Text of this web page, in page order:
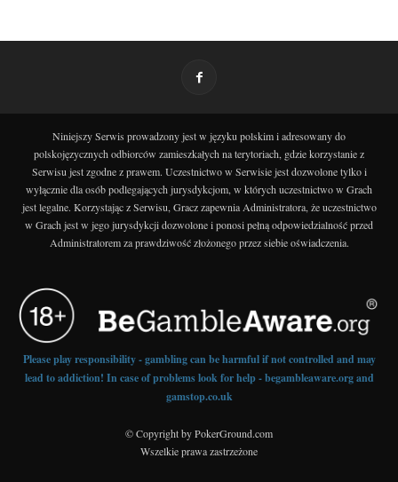
Niniejszy Serwis prowadzony jest w języku polskim i adresowany do
polskojęzycznych odbiorców zamieszkałych na terytoriach, gdzie korzystanie z
Serwisu jest zgodne z prawem. Uczestnictwo w Serwisie jest dozwolone tylko i
wyłącznie dla osób podlegających jurysdykcjom, w których uczestnictwo w Grach
jest legalne. Korzystając z Serwisu, Gracz zapewnia Administratora, że uczestnictwo
w Grach jest w jego jurysdykcji dozwolone i ponosi pełną odpowiedzialność przed
Administratorem za prawdziwość złożonego przez siebie oświadczenia.
Please play responsibility - gambling can be harmful if not controlled and may
lead to addiction! In case of problems look for help - begambleaware.org and
gamstop.co.uk
© Copyright by PokerGround.com
Wszelkie prawa zastrzeżone